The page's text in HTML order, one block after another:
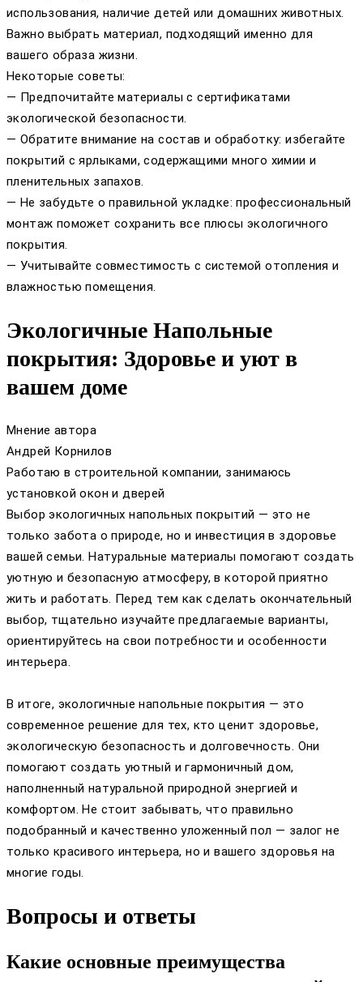
использования, наличие детей или домашних животных.
Важно выбрать материал, подходящий именно для
вашего образа жизни.
Некоторые советы:
— Предпочитайте материалы с сертификатами
экологической безопасности.
— Обратите внимание на состав и обработку: избегайте
покрытий с ярлыками, содержащими много химии и
пленительных запахов.
— Не забудьте о правильной укладке: профессиональный
монтаж поможет сохранить все плюсы экологичного
покрытия.
— Учитывайте совместимость с системой отопления и
влажностью помещения.
Экологичные Напольные
покрытия: Здоровье и уют в
вашем доме
Мнение автора
Андрей Корнилов
Работаю в строительной компании, занимаюсь
установкой окон и дверей
Выбор экологичных напольных покрытий — это не
только забота о природе, но и инвестиция в здоровье
вашей семьи. Натуральные материалы помогают создать
уютную и безопасную атмосферу, в которой приятно
жить и работать. Перед тем как сделать окончательный
выбор, тщательно изучайте предлагаемые варианты,
ориентируйтесь на свои потребности и особенности
интерьера.
В итоге, экологичные напольные покрытия — это
современное решение для тех, кто ценит здоровье,
экологическую безопасность и долговечность. Они
помогают создать уютный и гармоничный дом,
наполненный натуральной природной энергией и
комфортом. Не стоит забывать, что правильно
подобранный и качественно уложенный пол — залог не
только красивого интерьера, но и вашего здоровья на
многие годы.
Вопросы и ответы
Какие основные преимущества